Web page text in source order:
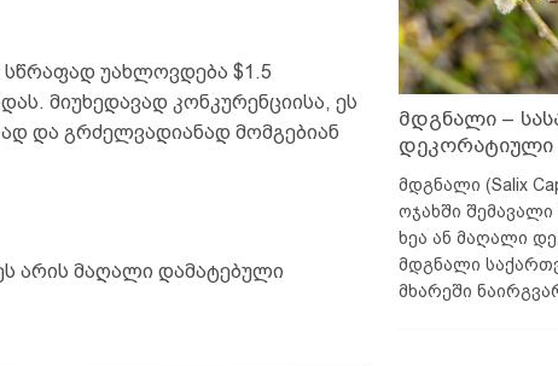
უახლოვდება $1.5
მიუხედავად კონკურენციისა, ეს
და გრძელვადიანად მომგებიან
არის მაღალი დამატებული
მდგნალი –
დეკორატიული
მდგნალი (Salix
ოჯახში
ხეა ან მაღალი
მდგნალი
მხარეში